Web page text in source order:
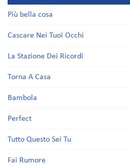
Più bella cosa
Cascare Nei Tuoi Occhi
La Stazione Dei Ricordi
Torna A Casa
Bambola
Perfect
Tutto Questo Sei Tu
Fai Rumore